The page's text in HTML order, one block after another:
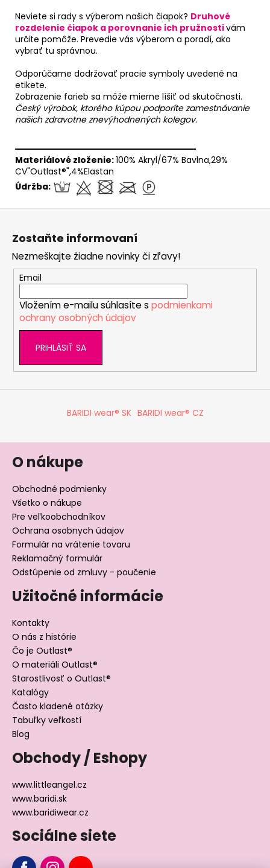
Neviete si rady s výberom našich čiapok? Druhové
rozdelenie čiapok a porovnanie ich pružnostivám
určite pomôže. Prevedie vás výberom a poradí, ako
vybrať tu správnou.
Odporúčame dodržovať pracie symboly uvedené na
etikete.
Zobrazenie farieb sa môže mierne líšiť od skutočnosti.
Český výrobok, ktorého kúpou podporíte zamestnávanie
našich zdravotne znevýhodnených kolegov.
══════════════════════════════
Materiálové zloženie:100% Akryl/67% Bavlna,29%
CV"Outlast®",4%Elastan
Údržba:
Zostaňte informovaní
Nezmeškajte žiadne novinky či zľavy!
Email
Vložením e-mailu súhlasíte s podmienkami
ochrany osobných údajov
PRIHLÁSIŤ SA
BARIDI wear® SK BARIDI wear® CZ
O nákupe
Obchodné podmienky
Všetko o nákupe
Pre veľkoobchodníkov
Ochrana osobnych údajov
Formulár na vrátenie tovaru
Reklamačný formulár
Odstúpenie od zmluvy - poučenie
Užitočné informácie
Kontakty
O nás z histórie
Čo je Outlast®
O materiáli Outlast®
Starostlivosť o Outlast®
Katalógy
Často kladené otázky
Tabuľky veľkostí
Blog
Obchody / Eshopy
www.littleangel.cz
www.baridi.sk
www.baridiwear.cz
Sociálne siete